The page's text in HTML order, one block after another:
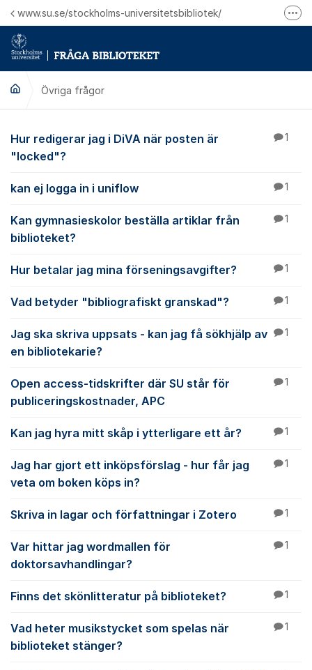
Hoppa till innehåll
www.su.se/stockholms-universitetsbibliotek/
Övriga frågor
Övriga frågor
Hur redigerar jag i DiVA när posten är
"locked"?
1
kan ej logga in i uniflow 1
Kan gymnasieskolor beställa artiklar från
biblioteket?
1
Hur betalar jag mina förseningsavgifter? 1
Vad betyder "bibliografiskt granskad"? 1
Jag ska skriva uppsats - kan jag få sökhjälp av
en bibliotekarie?
1
Open access-tidskrifter där SU står för
publiceringskostnader, APC
1
Kan jag hyra mitt skåp i ytterligare ett år? 1
Jag har gjort ett inköpsförslag - hur får jag
veta om boken köps in?
1
Skriva in lagar och författningar i Zotero 1
Var hittar jag wordmallen för
doktorsavhandlingar?
1
Finns det skönlitteratur på biblioteket? 1
Vad heter musikstycket som spelas när
biblioteket stänger?
1